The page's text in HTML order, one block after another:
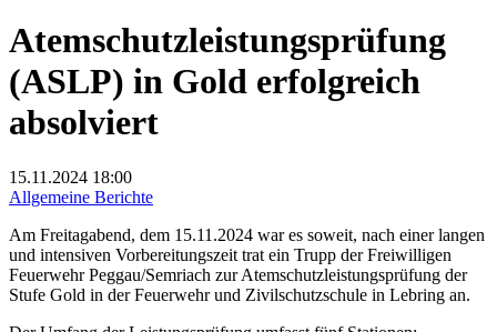
Atemschutzleistungsprüfung
(ASLP) in Gold erfolgreich
absolviert
15.11.2024 18:00
Allgemeine Berichte
Am Freitagabend, dem 15.11.2024 war es soweit, nach einer langen
und intensiven Vorbereitungszeit trat ein Trupp der Freiwilligen
Feuerwehr Peggau/Semriach zur Atemschutzleistungsprüfung der
Stufe Gold in der Feuerwehr und Zivilschutzschule in Lebring an.